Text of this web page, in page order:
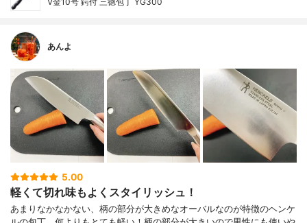
あんよ
5.00
軽くて切れ味もよくスタイリッシュ！
あまりなかなかない、柄の部分が大きめなオーバルなのが特徴のヘンケ